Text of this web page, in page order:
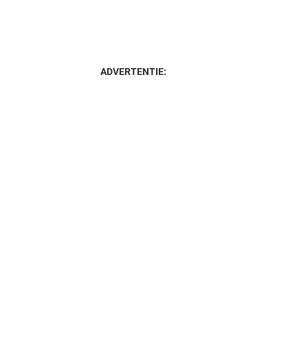
ADVERTENTIE: